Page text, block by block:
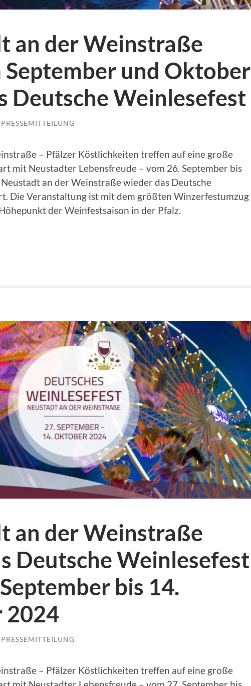
an der Weinstraße
und Oktober
Deutsche Weinlesefest
PRESSEMITTEILUNG
– Pfälzer Köstlichkeiten treffen auf eine große
mit Neustadter Lebensfreude – vom 26. September bis
an der Weinstraße wieder das Deutsche
Die Veranstaltung ist mit dem größten Winzerfestumzug
der Weinfestsaison in der Pfalz.
an der Weinstraße
Deutsche Weinlesefest
bis 14.
2024
PRESSEMITTEILUNG
– Pfälzer Köstlichkeiten treffen auf eine große